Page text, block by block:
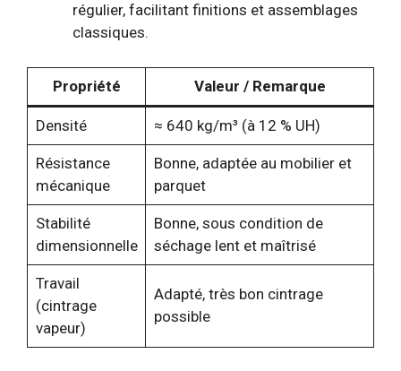
régulier, facilitant finitions et assemblages
classiques.
Propriété Valeur / Remarque
Densité ≈ 640 kg/m³ (à 12 % UH)
Résistance
mécanique
Bonne, adaptée au mobilier et
parquet
Stabilité
dimensionnelle
Bonne, sous condition de
séchage lent et maîtrisé
Travail
(cintrage
vapeur)
Adapté, très bon cintrage
possible